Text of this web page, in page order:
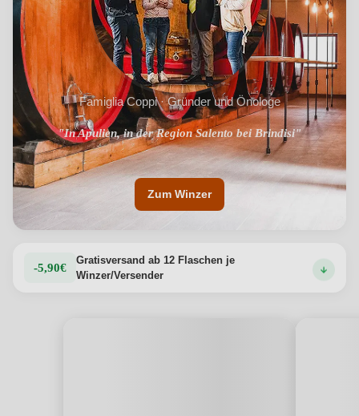
Vorspeisen mit Meeresfrüchten, frischen Salaten und
leichten ersten Gängen. Die Cantina Coppi, ein
Familienbetrieb, der im apulischen Terroir verwurzelt ist,
lässt Fachwissen und Leidenschaft in jede Flasche
einfließen und stellt so die authentische Essenz des
Falanghina wieder her.Produktdetails anzeigen →
Famiglia Coppi · Gründer und Önologe
"In Apulien, in der Region Salento bei Brindisi"
"Seit jeher ein Synonym für Qualität, Leidenschaft und
Prestige"
Zum Winzer
-5,90€
Gratisversand ab 12 Flaschen je
Winzer/Versender